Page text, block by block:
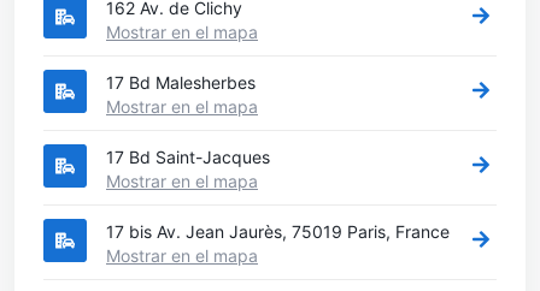
162 Av. de Clichy
Mostrar en el mapa
17 Bd Malesherbes
Mostrar en el mapa
17 Bd Saint-Jacques
Mostrar en el mapa
17 bis Av. Jean Jaurès, 75019 Paris, France
Mostrar en el mapa